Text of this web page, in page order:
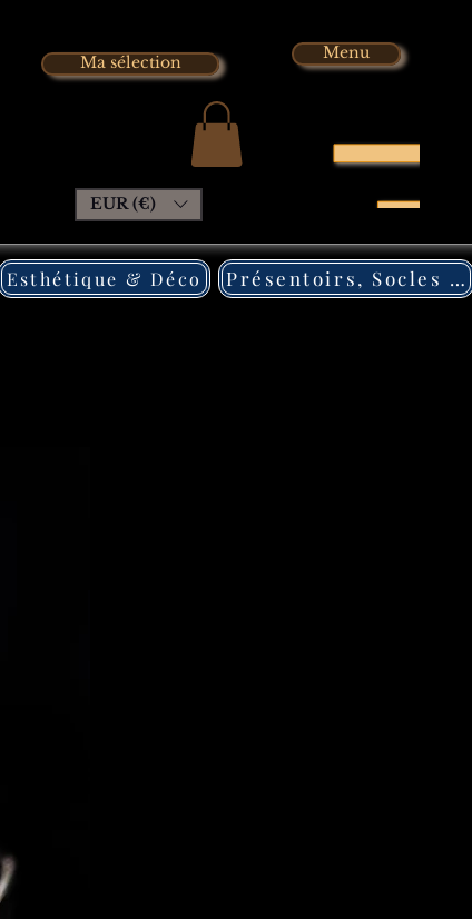
Ma sélection
EUR (€)
Menu
Esthétique & Déco Présentoirs, Socles Pléxi